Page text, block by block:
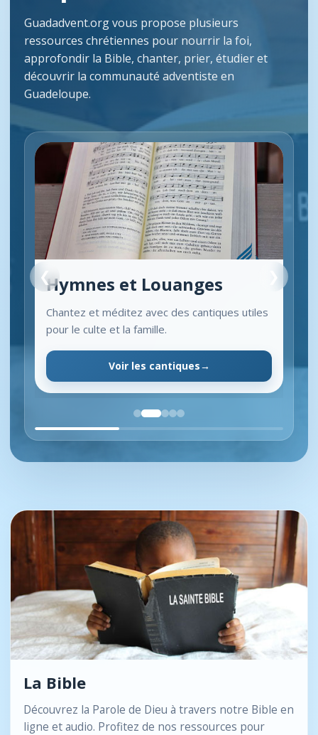
Guadadvent.org vous propose plusieurs
ressources chrétiennes pour nourrir la foi,
approfondir la Bible, chanter, prier, étudier et
découvrir la communauté adventiste en
Guadeloupe.
❮Hymnes et Louanges
Chantez et méditez avec des cantiques utiles
pour le culte et la famille.
Voir les cantiques
❯
La Bible
Découvrez la Parole de Dieu à travers notre Bible en
ligne et audio. Profitez de nos ressources pour